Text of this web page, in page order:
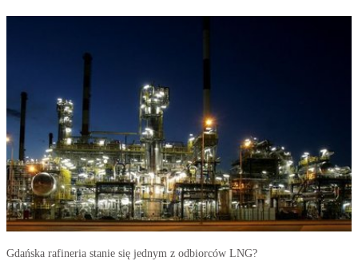
Gdańska rafineria stanie się jednym z odbiorców LNG?